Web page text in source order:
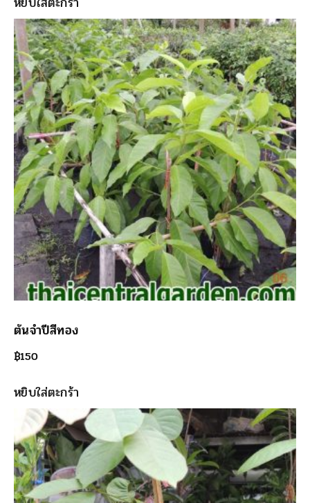
ต้นจำปีสีทอง
฿150
หยิบใส่ตะกร้า